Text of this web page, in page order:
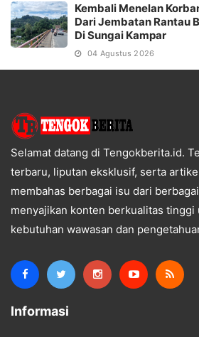
Kembali Menelan
Dari Jembatan Rantau
Di Sungai Kampar
04 Agustus 2026
Selamat datang di Tengokberita.id.
terbaru, liputan eksklusif, serta
membahas berbagai isu dari
menyajikan konten berkualitas tinggi
kebutuhan wawasan dan
Informasi